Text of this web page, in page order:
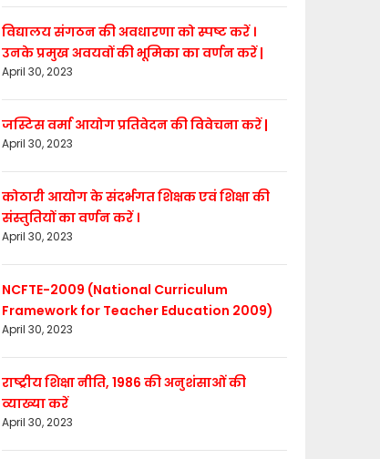
विद्यालय संगठन की अवधारणा को स्पष्ट करें ।
उनके प्रमुख अवयवों की भूमिका का वर्णन करें |
April 30, 2023
जस्टिस वर्मा आयोग प्रतिवेदन की विवेचना करें |
April 30, 2023
कोठारी आयोग के संदर्भगत शिक्षक एवं शिक्षा की
संस्तुतियों का वर्णन करें ।
April 30, 2023
NCFTE-2009 (National Curriculum
Framework for Teacher Education 2009)
April 30, 2023
राष्ट्रीय शिक्षा नीति, 1986 की अनुशंसाओं की
व्याख्या करें
April 30, 2023